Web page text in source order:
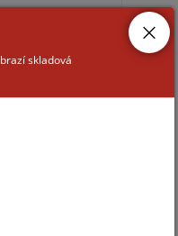
skladová